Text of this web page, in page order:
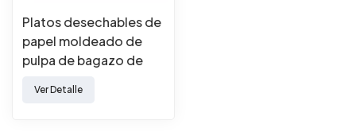
Platos desechables de
papel moldeado de
pulpa de bagazo de
biodegradable
Ver Detalle